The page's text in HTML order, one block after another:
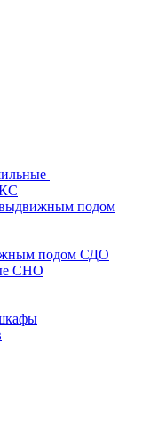
подом
подом СДО
СНО